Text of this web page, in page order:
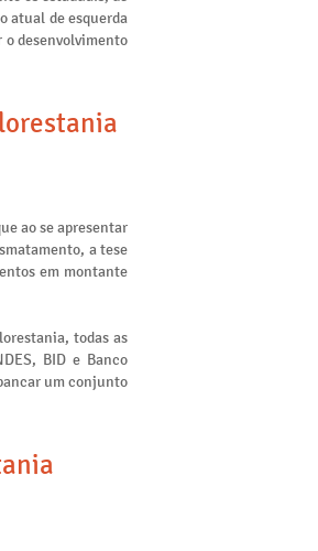
atual de esquerda
desenvolvimento
ao se apresentar
a tese
em montante
todas as
BID e Banco
um conjunto